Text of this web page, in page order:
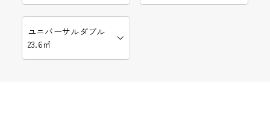
ユニバーサルダブル
23.6㎡